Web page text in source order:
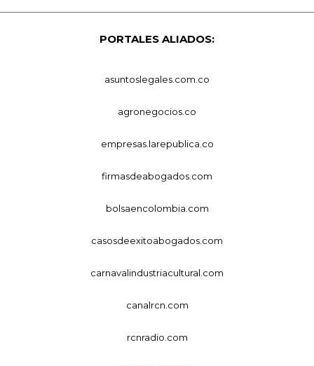
PORTALES ALIADOS:
asuntoslegales.com.co
agronegocios.co
empresas.larepublica.co
firmasdeabogados.com
bolsaencolombia.com
casosdeexitoabogados.com
carnavalindustriacultural.com
canalrcn.com
rcnradio.com